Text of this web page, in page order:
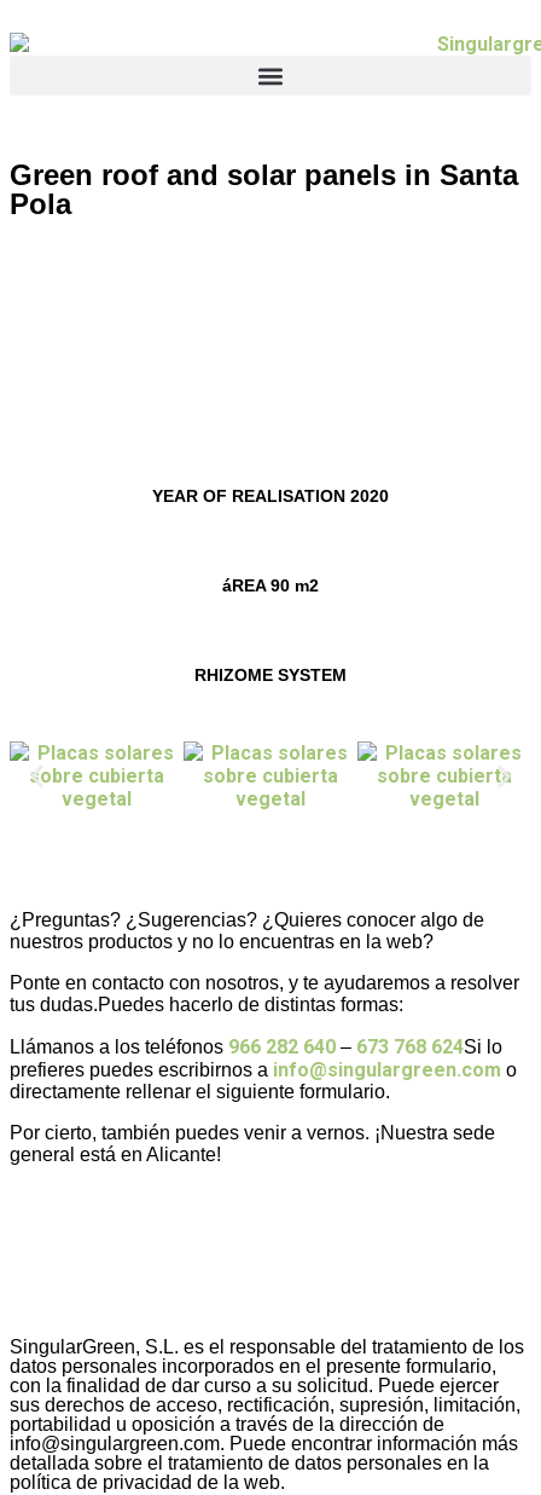
Green roof and solar panels in Santa
Pola
YEAR OF REALISATION 2020
áREA 90 m2
RHIZOME SYSTEM
¿Preguntas? ¿Sugerencias? ¿Quieres conocer algo de
nuestros productos y no lo encuentras en la web?
Ponte en contacto con nosotros, y te ayudaremos a resolver
tus dudas.Puedes hacerlo de distintas formas:
Llámanos a los teléfonos 966 282 640 – 673 768 624Si lo
prefieres puedes escribirnos a info@singulargreen.com o
directamente rellenar el siguiente formulario.
Por cierto, también puedes venir a vernos. ¡Nuestra sede
general está en Alicante!
SingularGreen, S.L. es el responsable del tratamiento de los
datos personales incorporados en el presente formulario,
con la finalidad de dar curso a su solicitud. Puede ejercer
sus derechos de acceso, rectificación, supresión, limitación,
portabilidad u oposición a través de la dirección de
info@singulargreen.com. Puede encontrar información más
detallada sobre el tratamiento de datos personales en la
política de privacidad de la web.